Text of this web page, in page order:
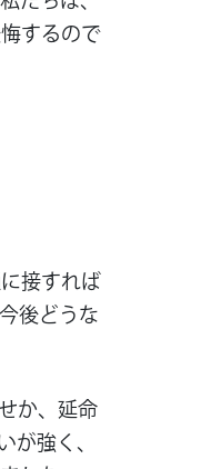
するので
接すれば
後どうな
か、延命
が強く、